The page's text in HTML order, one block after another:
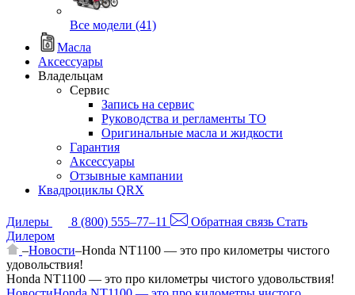
Все модели (41)
Масла
Аксессуары
Владельцам
Сервис
Запись на сервис
Руководства и регламенты ТО
Оригинальные масла и жидкости
Гарантия
Аксессуары
Отзывные кампании
Квадроциклы QRX
Дилеры 8 (800) 555–77–11 Обратная связь Стать
Дилером
–Новости–Honda NT1100 — это про километры чистого
удовольствия!
Honda NT1100 — это про километры чистого удовольствия!